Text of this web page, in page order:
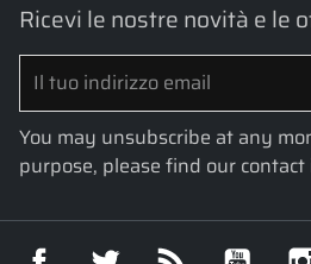
Ricevi le nostre novità e le
You may unsubscribe at any
purpose, please find our
Facebook Twitter